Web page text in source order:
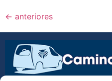
← anteriores